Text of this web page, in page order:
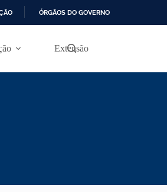
ÓRGÃOS DO GOVERNO
Extensão